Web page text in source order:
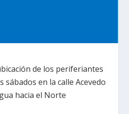
de los periferiantes
sábados en la calle Acevedo
hacia el Norte